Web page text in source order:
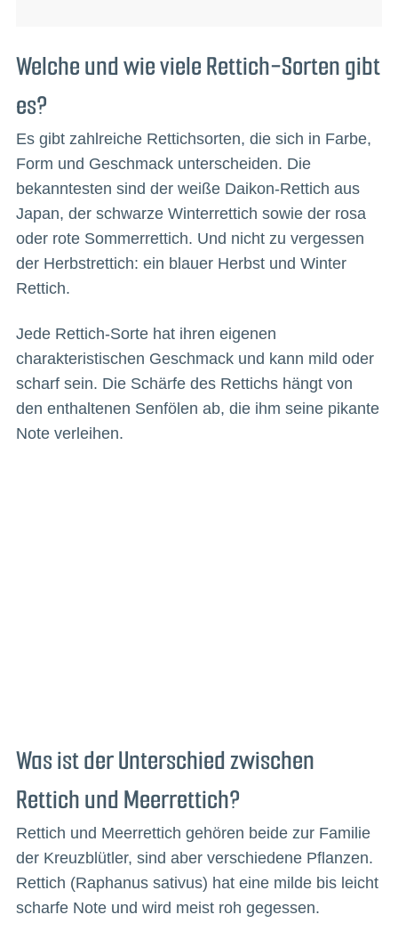
Welche und wie viele Rettich-Sorten gibt
es?
Es gibt zahlreiche Rettichsorten, die sich in Farbe,
Form und Geschmack unterscheiden. Die
bekanntesten sind der weiße Daikon-Rettich aus
Japan, der schwarze Winterrettich sowie der rosa
oder rote Sommerrettich. Und nicht zu vergessen
der Herbstrettich: ein blauer Herbst und Winter
Rettich.
Jede Rettich-Sorte hat ihren eigenen
charakteristischen Geschmack und kann mild oder
scharf sein. Die Schärfe des Rettichs hängt von
den enthaltenen Senfölen ab, die ihm seine pikante
Note verleihen.
Was ist der Unterschied zwischen
Rettich und Meerrettich?
Rettich und Meerrettich gehören beide zur Familie
der Kreuzblütler, sind aber verschiedene Pflanzen.
Rettich (Raphanus sativus) hat eine milde bis leicht
scharfe Note und wird meist roh gegessen.